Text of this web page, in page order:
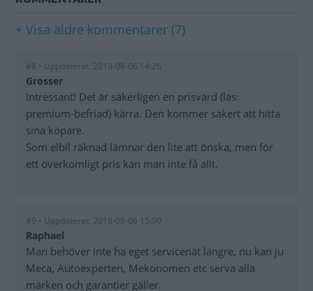
+ Visa äldre kommentarer (7)
#8 • Uppdaterat: 2019-08-06 14:26
Grosser
Intressant! Det är säkerligen en prisvärd (läs:
premium-befriad) kärra. Den kommer säkert att hitta
sina köpare.
Som elbil räknad lämnar den lite att önska, men för
ett överkomligt pris kan man inte få allt.
#9 • Uppdaterat: 2019-08-06 15:00
Raphael
Man behöver inte ha eget servicenät längre, nu kan ju
Meca, Autoexperten, Mekonomen etc serva alla
märken och garantier gäller.